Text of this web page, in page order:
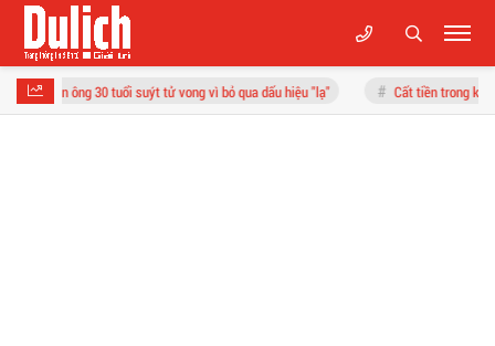
suýt tử vong vì bỏ qua dấu hiệu "lạ" Cất tiền trong két sắt, người phụ nữ